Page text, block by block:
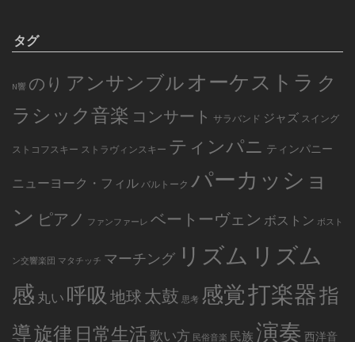
タグ
N響 のり アンサンブルオーケストラ ク
ラシック音楽 コンサート サラバンド ジャズ スイング
ストコフスキー ストラヴィンスキー ティンパニ ティンパニー
ニューヨーク・フィル バルトーク パーカッショ
ン ピアノ ファンファーレ ベートーヴェン ボストン ボスト
ン交響楽団 マタチッチ マーチング リズム リズム
感 丸い 呼吸 地球太鼓 思考 感覚打楽器指
導旋律 日常生活歌い方 民俗音楽 民族 演奏 西洋音